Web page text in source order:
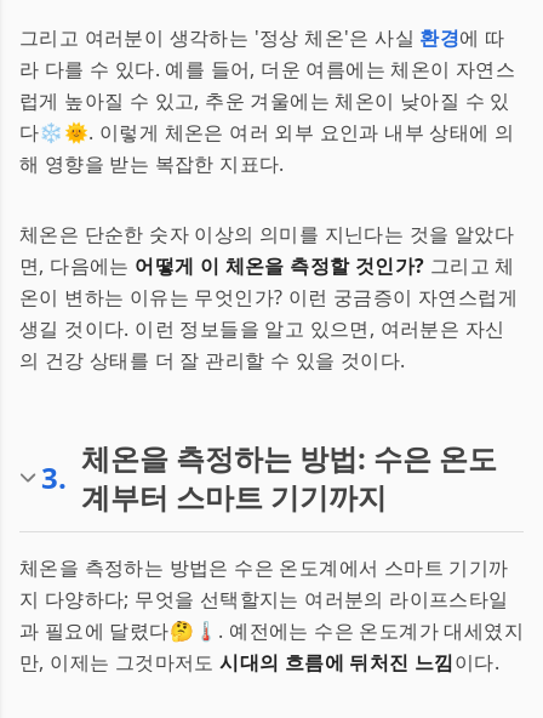
그리고 여러분이 생각하는 '정상 체온'은 사실 환경에 따
라 다를 수 있다. 예를 들어, 더운 여름에는 체온이 자연스
럽게 높아질 수 있고, 추운 겨울에는 체온이 낮아질 수 있
다❄️🌞. 이렇게 체온은 여러 외부 요인과 내부 상태에 의
해 영향을 받는 복잡한 지표다.
체온은 단순한 숫자 이상의 의미를 지닌다는 것을 알았다
면, 다음에는 어떻게 이 체온을 측정할 것인가? 그리고 체
온이 변하는 이유는 무엇인가? 이런 궁금증이 자연스럽게
생길 것이다. 이런 정보들을 알고 있으면, 여러분은 자신
의 건강 상태를 더 잘 관리할 수 있을 것이다.
3. 체온을 측정하는 방법: 수은 온도
계부터 스마트 기기까지
체온을 측정하는 방법은 수은 온도계에서 스마트 기기까
지 다양하다; 무엇을 선택할지는 여러분의 라이프스타일
과 필요에 달렸다🤔🌡️. 예전에는 수은 온도계가 대세였지
만, 이제는 그것마저도시대의 흐름에 뒤처진 느낌이다.